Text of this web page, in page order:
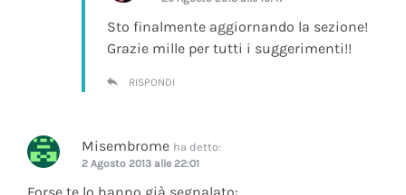
Sto finalmente aggiornando la sezione!
Grazie mille per tutti i suggerimenti!!
RISPONDI
Misembrome ha detto:
2 Agosto 2013 alle 22:01